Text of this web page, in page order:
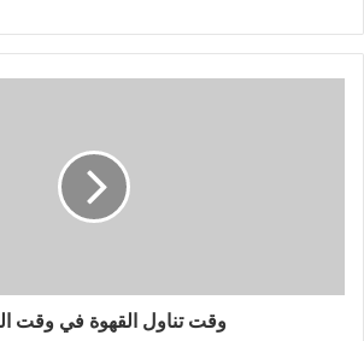
وقت تناول القهوة في وقت